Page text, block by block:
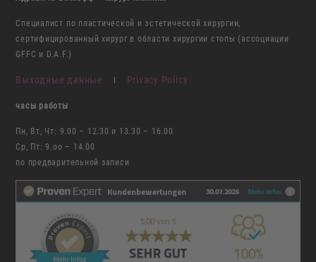
Специалист по пластической и эстетической хирургии,
сертифицированный хирург в области хирургии стопы (ассоциации
GFFC и D.A.F.)
Выходные данные Privacy Policy
часы работы
Пн, Вт, Чт: 9.00 – 12.30 и 13.30 – 16.00
Ср, Пт: 9.oo – 14.00
по предварительной записи